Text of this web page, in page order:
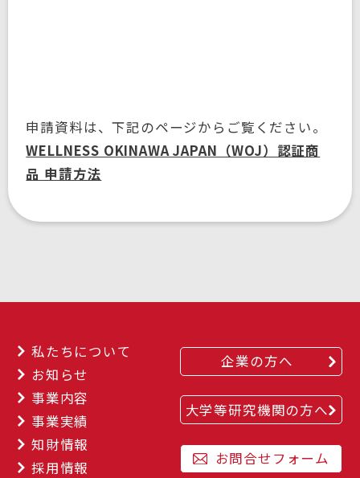
申請資料は、下記のページからご覧ください。
WELLNESS OKINAWA JAPAN（WOJ）認証商
品 申請方法
私たちについて
お知らせ
事業内容
事業実績
知財情報
採用情報
企業の方へ
大学等研究機関の方へ
お問合せフォーム